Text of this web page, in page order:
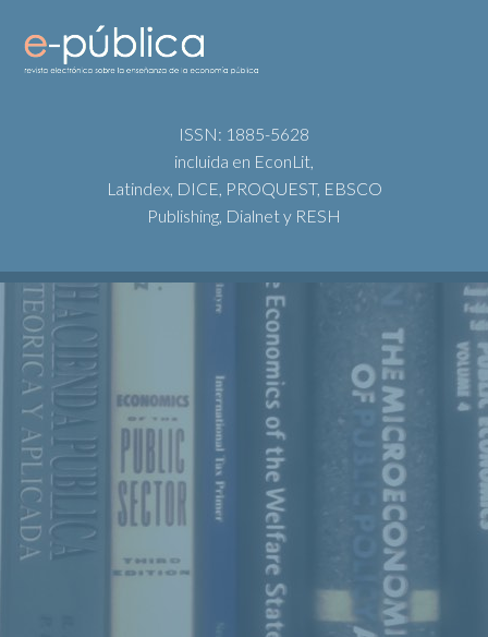
ISSN: 1885-5628
incluida en EconLit,
Latindex, DICE, PROQUEST, EBSCO
Publishing, Dialnet y RESH